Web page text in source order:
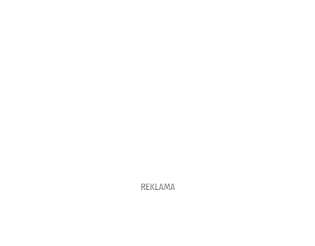
REKLAMA